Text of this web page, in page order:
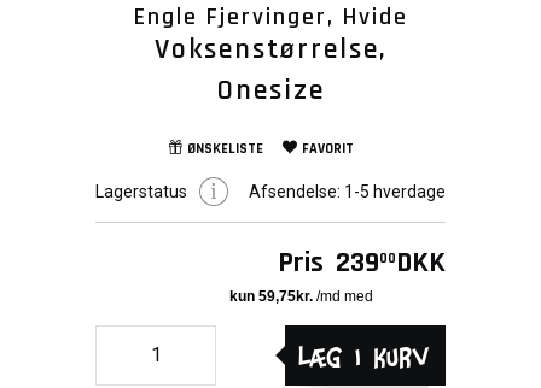
Engle Fjervinger, Hvide
Voksenstørrelse,
Onesize
ØNSKELISTE FAVORIT
Lagerstatus Afsendelse: 1-5 hverdage
Pris 23900 DKK
Læg i kurv